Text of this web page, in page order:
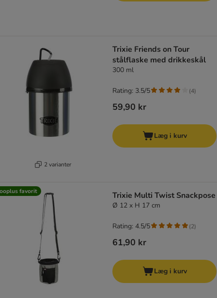
2 varianter
Trixie Friends on Tour
stålflaske med drikkeskål
300 ml
59,90 kr
Rating: 3.5/5 (4)
Læg i kurv
favorit Trixie Multi Twist Snackpose
Ø 12 x H 17 cm
61,90 kr
Rating: 4.5/5 (2)
Læg i kurv